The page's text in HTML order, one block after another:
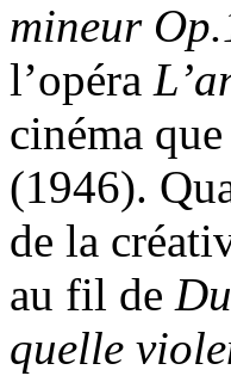
mineur
l’opéra
cinéma
(1946).
de la
au fil de
quelle